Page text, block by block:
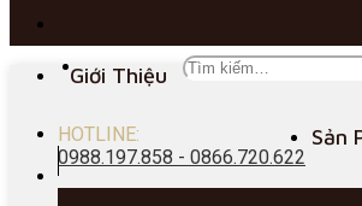
HOTLINE:
0988.197.858 - 0866.720.622
Giới Thiệu
Sản